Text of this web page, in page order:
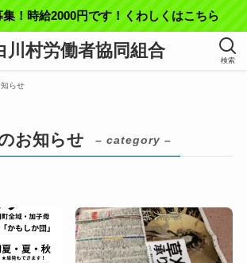
！時給2000円です！くわしくはこちら
川村労働者協同組合 検索
らせ
お知らせ – category –